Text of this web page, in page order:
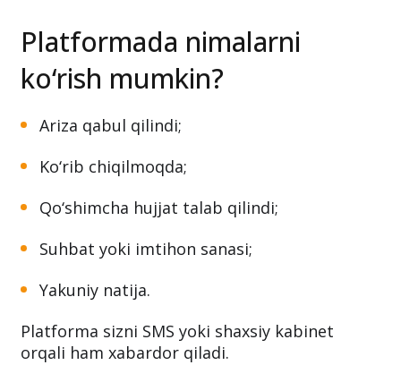
Platformada nimalarni
ko‘rish mumkin?
Ariza qabul qilindi;
Ko‘rib chiqilmoqda;
Qo‘shimcha hujjat talab qilindi;
Suhbat yoki imtihon sanasi;
Yakuniy natija.
Platforma sizni SMS yoki shaxsiy kabinet
orqali ham xabardor qiladi.